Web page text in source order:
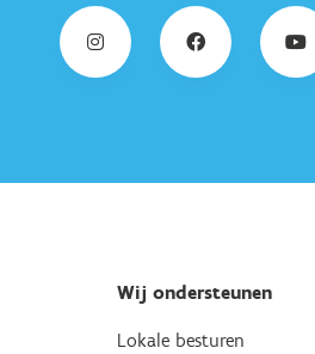
Wij ondersteunen
Lokale besturen